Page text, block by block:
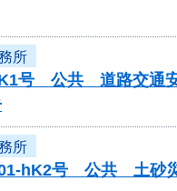
所
号 公共 道路交通
所
01-hK2号 公共 土砂